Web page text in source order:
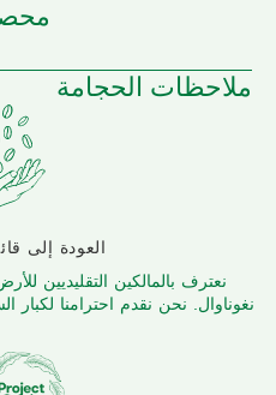
ملاحظات الحجامة
العودة إلى
نعترف بالمالكين التقليديين
نغوناوال. نحن نقدم احترامنا